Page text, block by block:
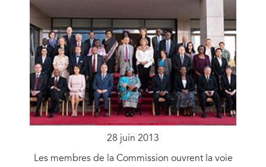
28 juin 2013
Les membres de la Commission ouvrent la voie